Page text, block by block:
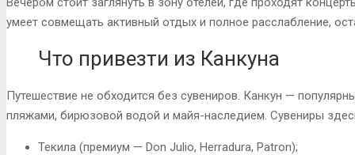
умеет совмещать активный отдых и полное расслабление,
Что привезти из Канкуна
Путешествие не обходится без сувениров. Канкун —
пляжами, бирюзовой водой и майя-наследием. Сувениры
Текила (премиум — Don Julio, Herradura, Patron);